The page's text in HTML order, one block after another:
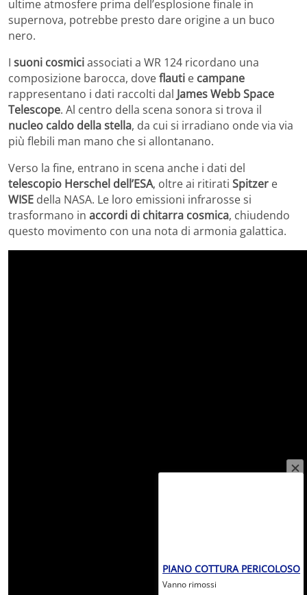
ultime atmosfere prima dell’esplosione finale in
supernova, potrebbe presto dare origine a un buco
nero.
I suoni cosmiciassociati a WR 124 ricordano una
composizione barocca, doveflauti e campane
rappresentano i dati raccolti dal James Webb Space
Telescope. Al centro della scena sonora si trova il
nucleo caldo della stella, da cui si irradiano onde via via
più flebili man mano che si allontanano.
Verso la fine, entrano in scena anche i dati del
telescopio Herschel dell’ESA, oltre ai ritirati Spitzer e
WISE della NASA. Le loro emissioni infrarosse si
trasformano in accordi di chitarra cosmica, chiudendo
questo movimento con una nota di armonia galattica.
PIANO COTTURA PERICOLOSO
Vanno rimossi